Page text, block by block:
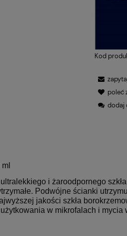
Kod
poleć
dodaj
i żaroodpornego
Podwójne ścianki
jakości szkła
w mikrofalach i mycia